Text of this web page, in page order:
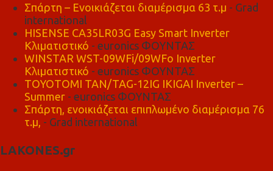
Σπάρτη – Ενοικιάζεται διαμέρισμα 63 τ.μ - Grad
international
HISENSE CA35LR03G Easy Smart Inverter
Κλιματιστικό - euronics ΦΟΥΝΤΑΣ
WINSTAR WST-09WFi/09WFo Inverter
Κλιματιστικό - euronics ΦΟΥΝΤΑΣ
TOYOTOMI TAN/TAG-12IG IKIGAI Inverter –
Summer - euronics ΦΟΥΝΤΑΣ
Σπάρτη, ενοικιάζεται επιπλωμένο διαμέρισμα 76
τ.μ, - Grad international
LAKONES.gr